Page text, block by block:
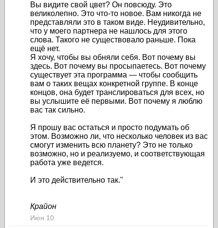
Вы видите свой цвет? Он повсюду. Это
великолепно. Это что-то новое. Вам никогда не
представляли это в таком виде. Неудивительно,
что у моего партнера не нашлось для этого
слова. Такого не существовало раньше. Пока
ещё нет.
Я хочу, чтобы вы обняли себя. Вот почему вы
здесь. Вот почему вы просыпаетесь. Вот почему
существует эта программа — чтобы сообщить
вам о таких вещах конкретной группе. В конце
концов, она будет транслироваться для всех, но
вы услышите её первыми. Вот почему я люблю
вас так сильно.
Я прошу вас остаться и просто подумать об
этом. Возможно ли, что несколько человек из вас
смогут изменить всю планету? Это не только
возможно, но и реализуемо, и соответствующая
работа уже ведется.
И это действительно так."
Крайон
Июн 10